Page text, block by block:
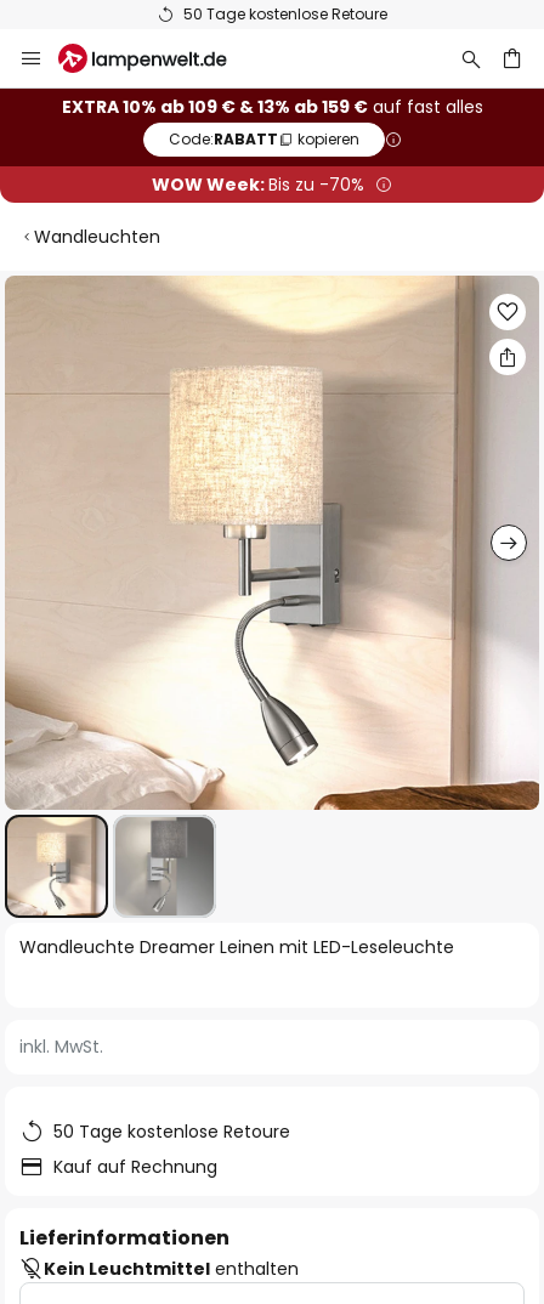
50 Tage kostenlose Retoure
Inhalt
springen
EXTRA 10% ab 109 € & 13% ab 159 €auf fast alles
Code:RABATT kopieren
WOW Week:Bis zu -70%
Wandleuchten
Zum
Zum
springen
Wandleuchte Dreamer Leinen mit LED-Leseleuchte
inkl. MwSt.
50 Tage kostenlose Retoure
Kauf auf Rechnung
Lieferinformationen
Kein Leuchtmittel enthalten